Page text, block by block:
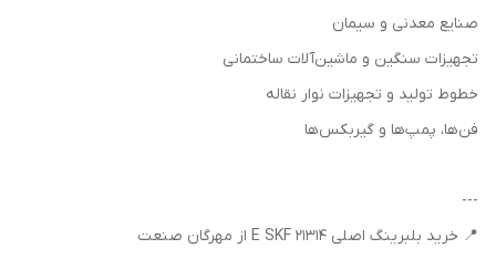
صنایع معدنی و سیمان
تجهیزات سنگین و ماشین‌آلات ساختمانی
خطوط تولید و تجهیزات نوار نقاله
فن‌ها، پمپ‌ها و گیربکس‌ها
---
📍 خرید بلبرینگ اصلی 21314 E SKF از مهرگان صنعت